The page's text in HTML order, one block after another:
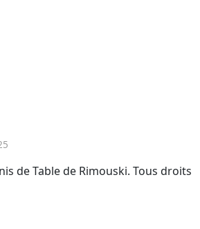
de Table de Rimouski. Tous droits